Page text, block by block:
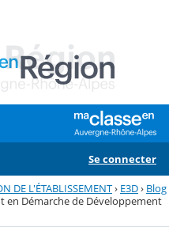
Se connecter
DE L'ÉTABLISSEMENT› E3D› Blog
en Démarche de Développement